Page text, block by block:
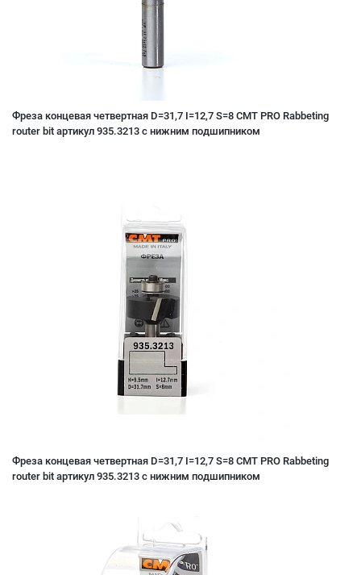
Фреза концевая четвертная D=31,7 I=12,7 S=8 CMT PRO Rabbeting
router bit артикул 935.3213 с нижним подшипником
Фреза концевая четвертная D=31,7 I=12,7 S=8 CMT PRO Rabbeting
router bit артикул 935.3213 с нижним подшипником